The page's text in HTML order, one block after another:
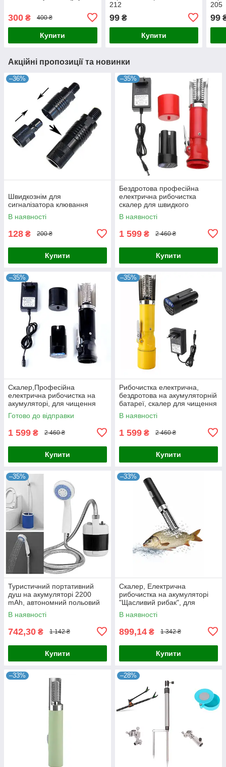
300 ₴ 400 ₴
Купити
212
99₴
Купити
205
99
Акційні пропозиції та новинки
–36%
Швидкознім для
сигналізатора клювання
В наявності
128 ₴ 200 ₴
Купити
–35%
Бездротова професійна
електрична рибочистка
скалер для швидкого
видалення луски, на
акумуляторній батареї,
В наявності
1 599 ₴ 2 460 ₴
Купити
–35%
Скалер,Професійна
електрична рибочистка на
акумуляторі, для чищення
риби від луски, бездротова,
чорна
Готово до відправки
1 599 ₴ 2 460 ₴
Купити
–35%
Рибочистка електрична,
бездротова на акумуляторній
батареї, скалер для чищення
риби, жовта
В наявності
1 599 ₴ 2 460 ₴
Купити
–35%
Туристичний портативний
душ на акумуляторі 2200
mAh, автономний польовий
душ з помпою, USB-зарядка,
для кемпінгу, рибалки, дачі
В наявності
742,30 ₴ 1 142 ₴
Купити
–33%
Скалер, Електрична
рибочистка на акумуляторі
"Щасливий рибак", для
чищення риби від луски,
бездротова Чорний
В наявності
899,14 ₴ 1 342 ₴
Купити
–33% –28%